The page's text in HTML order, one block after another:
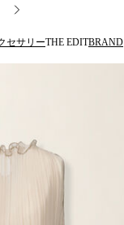
セサリーTHE EDITBRAND